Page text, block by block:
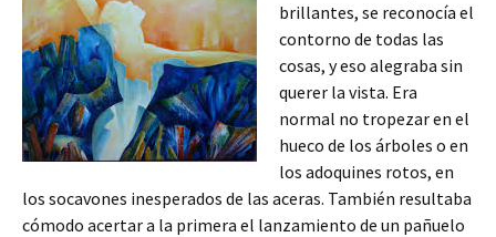
brillantes, se reconocía el
contorno de todas las
cosas, y eso alegraba sin
querer la vista. Era
normal no tropezar en el
hueco de los árboles o en
los adoquines rotos, en
los socavones inesperados de las aceras. También resultaba
cómodo acertar a la primera el lanzamiento de un pañuelo